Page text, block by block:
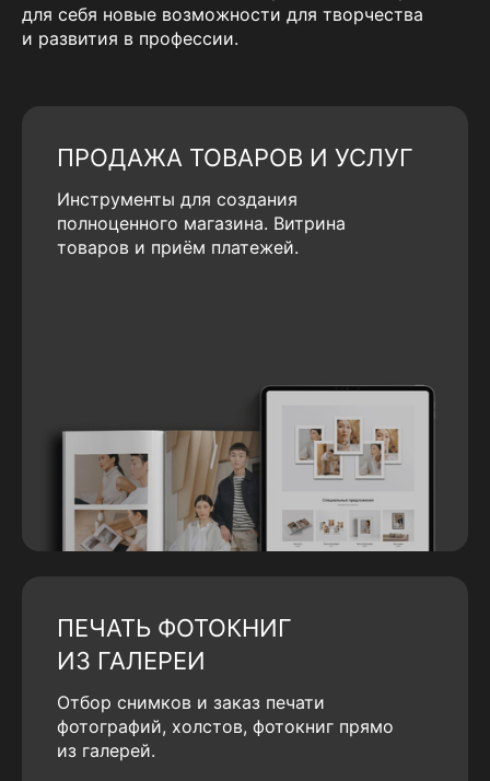
для себя новые возможности для творчества
и развития в профессии.
ПРОДАЖА ТОВАРОВ И УСЛУГ
Инструменты для создания
полноценного магазина. Витрина
товаров и приём платежей.
ПЕЧАТЬ ФОТОКНИГ
ИЗ ГАЛЕРЕИ
Отбор снимков и заказ печати
фотографий, холстов, фотокниг прямо
из галерей.